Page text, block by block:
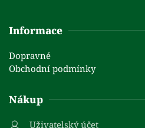
Informace
Dopravné
Obchodní podmínky
Nákup
Uživatelský účet